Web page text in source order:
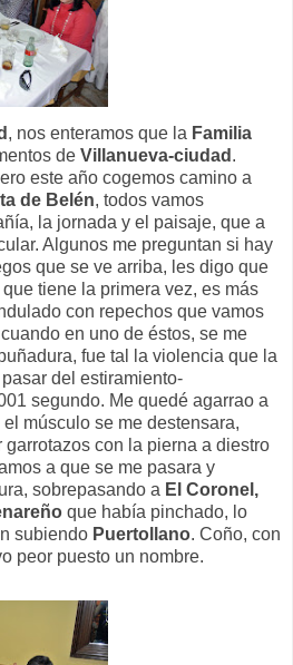
, nos enteramos que la Familia
de Villanueva-ciudad .
este año cogemos camino a
de Belén, todos vamos
la jornada y el paisaje, que a
Algunos me preguntan si hay
que se ve arriba, les digo que
tiene la primera vez, es más
con repechos que vamos
en uno de éstos, se me
fue tal la violencia que la
del estiramiento-
segundo. Me quedé agarrao a
músculo se me destensara,
con la pierna a diestro
a que se me pasara y
sobrepasando a El Coronel,
que había pinchado, lo
subiendo Puertollano. Coño, con
peor puesto un nombre.